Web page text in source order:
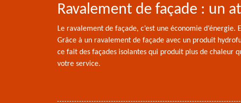
Ravalement de façade : un
Le ravalement de façade, c’est une économie
Grâce à un ravalement de façade avec un produit
ce fait des façades isolantes qui produit plus de chaleur
votre service.